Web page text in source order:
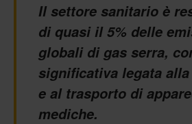
Il settore sanitario è
di quasi il 5% delle
globali di gas serra,
significativa legata
e al trasporto di
mediche.